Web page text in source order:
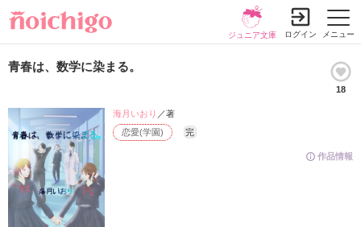
メニュー
ジュニア文庫 ログイン
青春は、数学に染まる。
18
作品情報
恋愛(学園) 完
海月いおり ／著